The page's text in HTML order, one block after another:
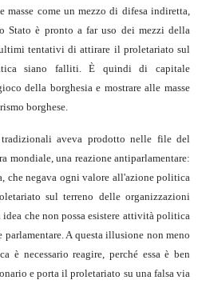
masse come un mezzo di difesa indiretta,
Stato è pronto a far uso dei mezzi della
tentativi di attirare il proletariato sul
siano falliti. È quindi di capitale
della borghesia e mostrare alle masse
borghese.
aveva prodotto nelle file del
mondiale, una reazione antiparlamentare:
che negava ogni valore all'azione politica
sul terreno delle organizzazioni
che non possa esistere attività politica
A questa illusione non meno
è necessario reagire, perché essa è ben
e porta il proletariato su una falsa via